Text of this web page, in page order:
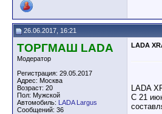
26.06.2017, 16:21
ТОРГМАШ LADA
Модератор
Регистрация: 29.05.2017
Адрес: Москва
Возраст: 20
Пол: Мужской
Автомобиль: LADA Largus
Сообщений: 36
LADA
LADA
С 21